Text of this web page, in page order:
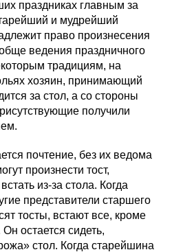
праздниках главным за
и мудрейший
право произнесения
ведения праздничного
традициям, на
хозяин, принимающий
за стол, а со стороны
получили
почтение, без их ведома
произнести тост,
из-за стола. Когда
представители старшего
тосты, встают все, кроме
остается сидеть,
стол. Когда старейшина